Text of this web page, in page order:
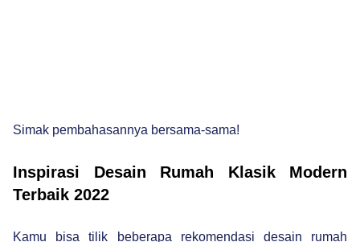
Simak pembahasannya bersama-sama!
Inspirasi Desain Rumah Klasik Modern
Terbaik 2022
Kamu bisa tilik beberapa rekomendasi desain rumah